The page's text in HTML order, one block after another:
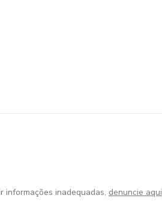
informações inadequadas, denuncie aqui